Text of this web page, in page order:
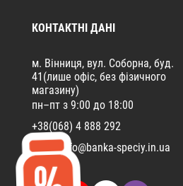
КОНТАКТНІ ДАНІ
м. Вінниця, вул. Соборна, буд.
41(лише офіс, без фізичного
магазину)
пн–пт з 9:00 до 18:00
+38(068) 4 888 292
info@banka-speciy.in.ua